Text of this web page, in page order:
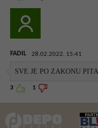
FADIL 28.02.2022. 15:41
SVE JE PO ZAKONU
3 1